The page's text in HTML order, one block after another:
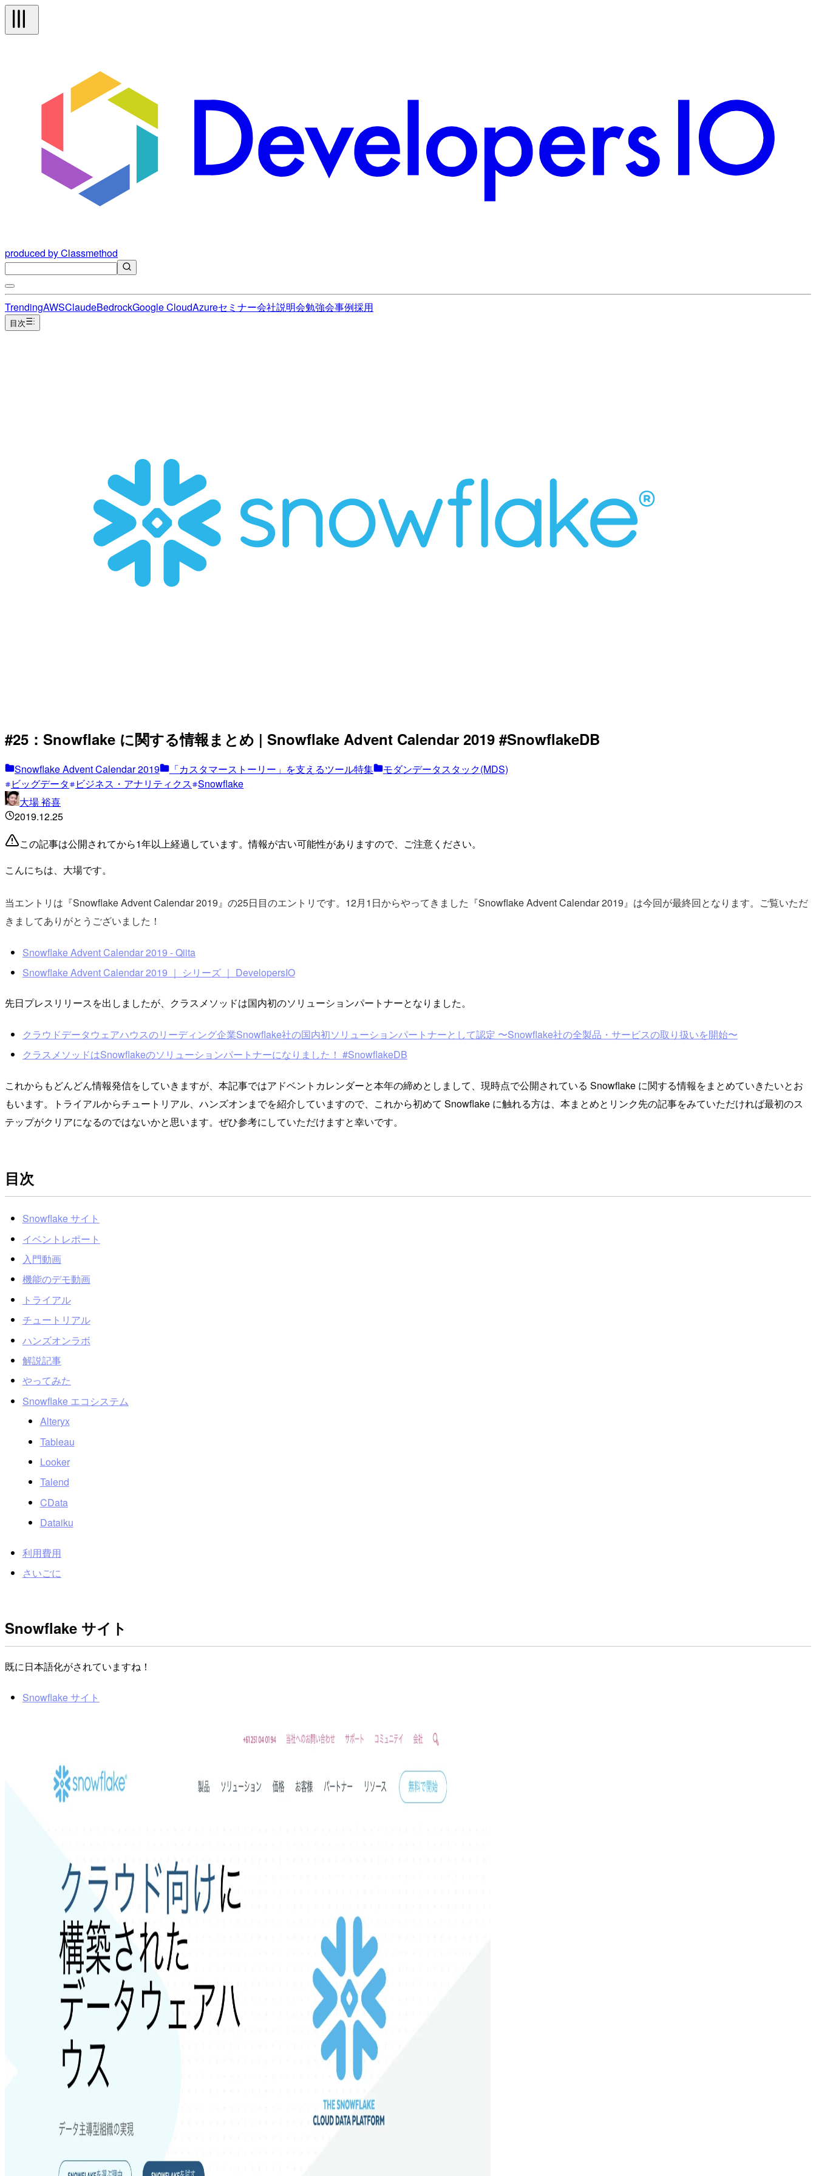
produced by Classmethod
TrendingAWSClaudeBedrockGoogle CloudAzureセミナー会社説明会勉強会事例採用
目次
#25：Snowflake に関する情報まとめ | Snowflake Advent Calendar 2019 #SnowflakeDB
Snowflake Advent Calendar 2019 「カスタマーストーリー」を支えるツール特集
モダンデータスタック(MDS)
ビッグデータ
ビジネス・アナリティクス Snowflake
大場 裕喜
2019.12.25
この記事は公開されてから1年以上経過しています。情報が古い可能性がありますので、ご注意ください。
こんにちは、大場です。
当エントリは『Snowflake Advent Calendar 2019』の25日目のエントリです。12月1日からやってきました『Snowflake Advent Calendar 2019』は今回が最終回となります。ご覧いただ
きましてありがとうございました！
Snowflake Advent Calendar 2019 - Qiita
Snowflake Advent Calendar 2019 ｜ シリーズ ｜ DevelopersIO
先日プレスリリースを出しましたが、クラスメソッドは国内初のソリューションパートナーとなりました。
クラウドデータウェアハウスのリーディング企業Snowflake社の国内初ソリューションパートナーとして認定 〜Snowflake社の全製品・サービスの取り扱いを開始〜
クラスメソッドはSnowflakeのソリューションパートナーになりました！ #SnowflakeDB
これからもどんどん情報発信をしていきますが、本記事ではアドベントカレンダーと本年の締めとしまして、現時点で公開されている Snowflake に関する情報をまとめていきたいとお
もいます。トライアルからチュートリアル、ハンズオンまでを紹介していますので、これから初めて Snowflake に触れる方は、本まとめとリンク先の記事をみていただければ最初のス
テップがクリアになるのではないかと思います。ぜひ参考にしていただけますと幸いです。
目次
Snowflake サイト
イベントレポート
入門動画
機能のデモ動画
トライアル
チュートリアル
ハンズオンラボ
解説記事
やってみた
Snowflake エコシステム
Alteryx
Tableau
Looker
Talend
CData
Dataiku
利用費用
さいごに
Snowflake サイト
既に日本語化がされていますね！
Snowflake サイト